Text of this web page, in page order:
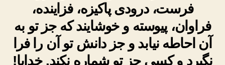
فرست، درودی پاکیزه، فزاینده،
فراوان، پیوسته و خوشایند که جز تو به
آن احاطه نیابد و جز دانش تو آن را فرا
نگیرد و کسی جز تو شماره نکند. خدایا!